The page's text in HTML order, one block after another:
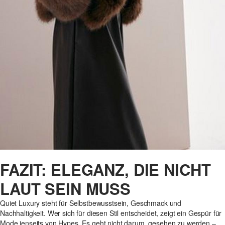
FAZIT: ELEGANZ, DIE NICHT
LAUT SEIN MUSS
Quiet Luxury steht für Selbstbewusstsein, Geschmack und
Nachhaltigkeit. Wer sich für diesen Stil entscheidet, zeigt ein Gespür für